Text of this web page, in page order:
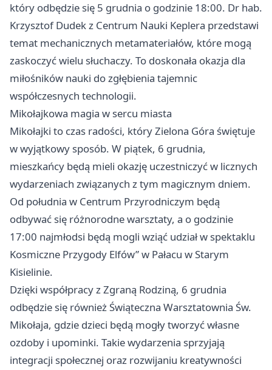
który odbędzie się 5 grudnia o godzinie 18:00. Dr hab.
Krzysztof Dudek z Centrum Nauki Keplera przedstawi
temat mechanicznych metamateriałów, które mogą
zaskoczyć wielu słuchaczy. To doskonała okazja dla
miłośników nauki do zgłębienia tajemnic
współczesnych technologii.
Mikołajkowa magia w sercu miasta
Mikołajki to czas radości, któryZielona Góra świętuje
w wyjątkowy sposób. W piątek, 6 grudnia,
mieszkańcy będą mieli okazję uczestniczyć w licznych
wydarzeniach związanych z tym magicznym dniem.
Od południa w Centrum Przyrodniczym będą
odbywać się różnorodne warsztaty, a o godzinie
17:00 najmłodsi będą mogli wziąć udział w spektaklu
Kosmiczne Przygody Elfów” w Pałacu w Starym
Kisielinie.
Dzięki współpracy z Zgraną Rodziną, 6 grudnia
odbędzie się również Świąteczna Warsztatownia Św.
Mikołaja, gdzie dzieci będą mogły tworzyć własne
ozdoby i upominki. Takie wydarzenia sprzyjają
integracji społecznej oraz rozwijaniu kreatywności